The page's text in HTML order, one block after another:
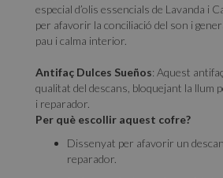
especial d’olis essencials de Lavanda i
per afavorir la conciliació del son i
pau i calma interior.
Antifaç Dulces Sueños: Aquest
qualitat del descans, bloquejant la llum
i reparador.
Per què escollir aquest cofre?
Dissenyat per afavorir un
reparador.